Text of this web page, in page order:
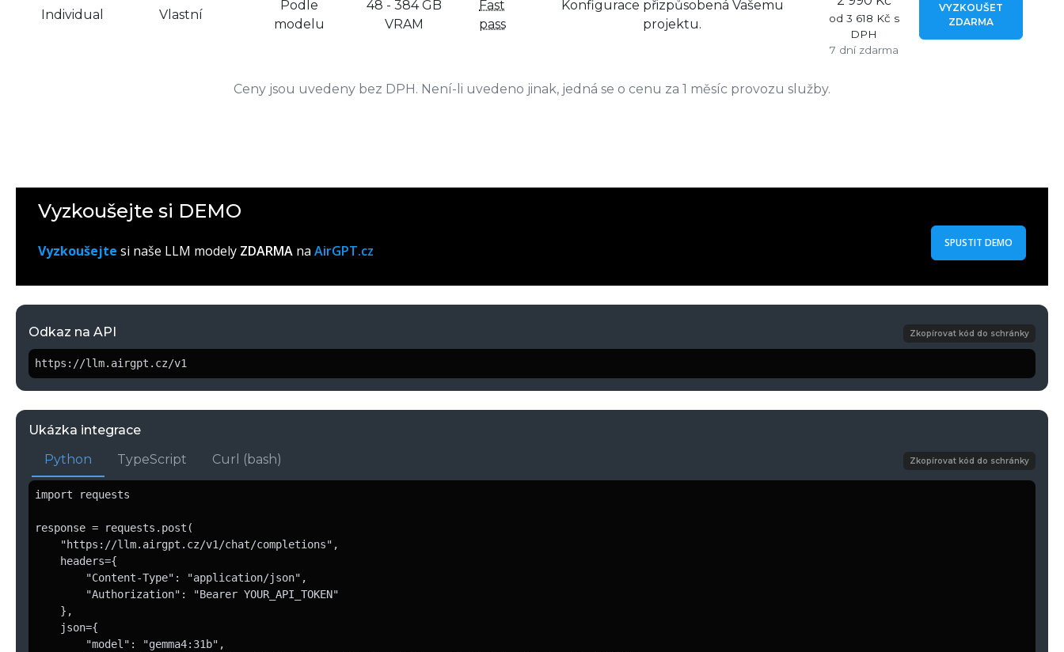
Individual Vlastní
Podle
modelu
48 - 384 GB
VRAM
Fast
pass
Konfigurace přizpůsobená Vašemu
projektu.
od 3 618 Kč s
DPH
7 dní zdarma
VYZKOUŠET
ZDARMA
Ceny jsou uvedeny bez DPH. Není-li uvedeno jinak, jedná se o cenu za 1 měsíc provozu služby.
Vyzkoušejte si DEMO
Vyzkoušejte si naše LLM modely ZDARMA na AirGPT.cz SPUSTIT DEMO
Odkaz na API Zkopírovat kód do schránky
https://llm.airgpt.cz/v1
Ukázka integrace
Python
TypeScript Curl (bash) Zkopírovat kód do schránky
import requests
response = requests.post(
    "https://llm.airgpt.cz/v1/chat/completions",
    headers={
        "Content-Type": "application/json",
        "Authorization": "Bearer YOUR_API_TOKEN"
    },
    json={
        "model": "gemma4:31b",